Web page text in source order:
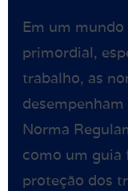
Em um
primordial,
trabalho, as
Norma
como um guia
proteção dos